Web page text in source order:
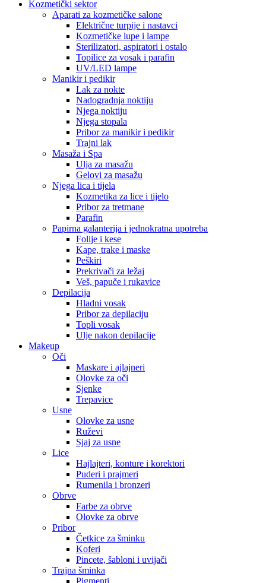
Kozmetički sektor
Aparati za kozmetičke salone
Električne turpije i nastavci
Kozmetičke lupe i lampe
Sterilizatori, aspiratori i ostalo
Topilice za vosak i parafin
UV/LED lampe
Manikir i pedikir
Lak za nokte
Nadogradnja noktiju
Njega noktiju
Njega stopala
Pribor za manikir i pedikir
Trajni lak
Masaža i Spa
Ulja za masažu
Gelovi za masažu
Njega lica i tijela
Kozmetika za lice i tijelo
Pribor za tretmane
Parafin
Papirna galanterija i jednokratna upotreba
Folije i kese
Kape, trake i maske
Peškiri
Prekrivači za ležaj
Veš, papuče i rukavice
Depilacija
Hladni vosak
Pribor za depilaciju
Topli vosak
Ulje nakon depilacije
Makeup
Oči
Maskare i ajlajneri
Olovke za oči
Sjenke
Trepavice
Usne
Olovke za usne
Ruževi
Sjaj za usne
Lice
Hajlajteri, konture i korektori
Puderi i prajmeri
Rumenila i bronzeri
Obrve
Farbe za obrve
Olovke za obrve
Pribor
Četkice za šminku
Koferi
Pincete, šabloni i uvijači
Trajna šminka